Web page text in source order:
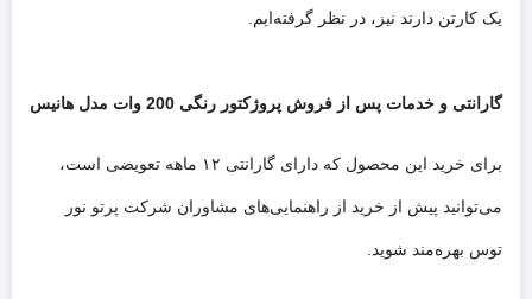
یک کارتن دارند نیز، در نظر گرفته‌ایم.
گارانتی و خدمات پس از فروش پروژکتور رنگی 200 وات مدل هانیس
برای خرید این محصول که دارای گارانتی ۱۲ ماهه تعویضی است،
می‌توانید پیش از خرید از راهنمایی‌های مشاوران شرکت پرتو نور
توس بهره‌مند شوید.